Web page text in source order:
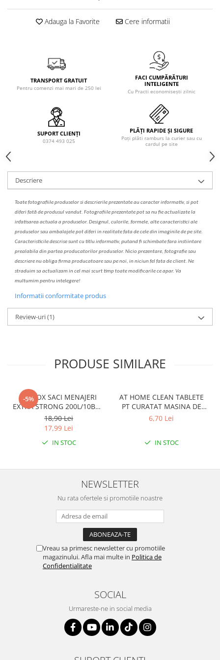
Solutie de indepartat rugina si
Vata demachiantaAdauga la Favorite Cere informatii
TRANSPORT GRATUIT
Pentru comenzi mai mari de 250 lei
FACI CUMPĂRĂTURI
INTELIGENTE
Cu Practi economisești zilnic
SUPORT CLIENȚI
0374 493 025
PLĂȚI RAPIDE ȘI SIGURE
Poți plăti ramburs la curier sau cu
cardul pe site
Descriere
Toate fotografiile produselorsidescrierileprezentate au caracter informativ, si pot
diferi fată de produsul vandut. Fotografiile prezentate pot sa nu fie actualizate la
infatisarea actuala a produselor. Designul, culorile, formele, alte caracteristici ale
produselor sau ambalajele pot diferi in realitate fata de cele din imaginile de pe site.
Caracteristicile descrise sunt cu titlu informativ, putand fi schimbate fara instiintare
prealabila din partea producatorilor produselor. Nicio prezentare, fotografie sau
descriere nu obliga firma producatoare sau pe noi, in niciun fel fata de client. Ne
straduim sa actualizam in cel mai scurt timp toate modificarile ce apar. Va
multumim pentru intelegere!
Informatii conformitate produs
Review-uri(1)
PRODUSE SIMILARE
-5%
CLINOX SACI MENAJERI
EXTRA STRONG 200L/10BUC
LDPE NEGRI (90*122CM)
ETICHETA MOV
18,90 Lei
17,99 Lei
IN STOC
AT HOME CLEAN TABLETE
PT CURATAT MASINA DE
SPALAT VASE 2*40GR
6,70 Lei
IN STOC
NEWSLETTER
Nu rata ofertele si promotiile noastre
Vreau sa primesc newsletter cu promotiile
magazinului. Afla mai multe in Politica de
Confidentialitate
SOCIAL
Urmareste-ne in social media